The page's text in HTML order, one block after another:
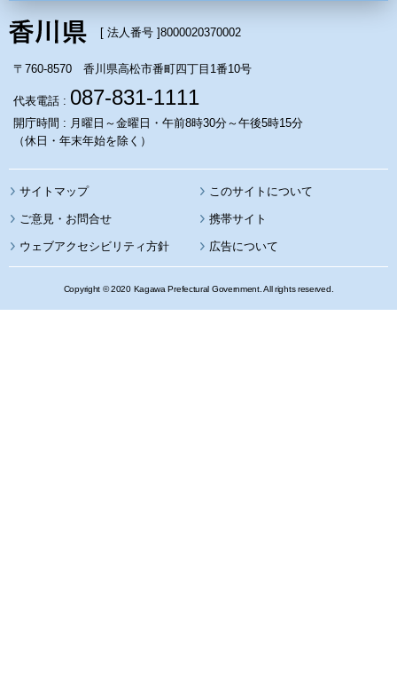
[ 法人番号 ]8000020370002
〒760-8570 香川県高松市番町四丁目1番10号
代表電話 : 087-831-1111
開庁時間 : 月曜日～金曜日・午前8時30分～午後5時15分
（休日・年末年始を除く）
サイトマップ このサイトについて
携帯サイト
ウェブアクセシビリティ方針 広告について
Copyright © 2020 Kagawa Prefectural Government. All rights reserved.